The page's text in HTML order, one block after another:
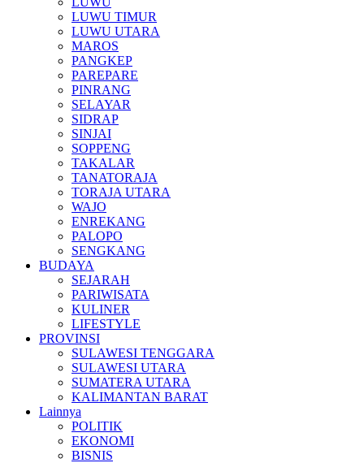
LUWU TIMUR
LUWU UTARA
MAROS
PANGKEP
PAREPARE
PINRANG
SELAYAR
SIDRAP
SINJAI
SOPPENG
TAKALAR
TANATORAJA
TORAJA UTARA
WAJO
ENREKANG
PALOPO
SENGKANG
BUDAYA
SEJARAH
PARIWISATA
KULINER
LIFESTYLE
PROVINSI
SULAWESI TENGGARA
SULAWESI UTARA
SUMATERA UTARA
KALIMANTAN BARAT
Lainnya
POLITIK
EKONOMI
BISNIS